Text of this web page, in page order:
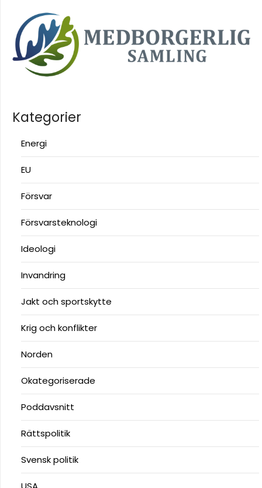
Kategorier
Energi
EU
Försvar
Försvarsteknologi
Ideologi
Invandring
Jakt och sportskytte
Krig och konflikter
Norden
Okategoriserade
Poddavsnitt
Rättspolitik
Svensk politik